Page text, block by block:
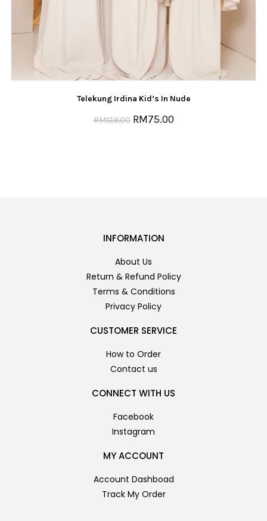
Telekung Irdina Kid’s In Nude
RM139.00 RM75.00
INFORMATION
About Us
Return & Refund Policy
Terms & Conditions
Privacy Policy
CUSTOMER SERVICE
How to Order
Contact us
CONNECT WITH US
Facebook
Instagram
MY ACCOUNT
Account Dashboad
Track My Order